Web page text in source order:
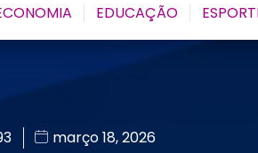
EDUCAÇÃO
março 18, 2026